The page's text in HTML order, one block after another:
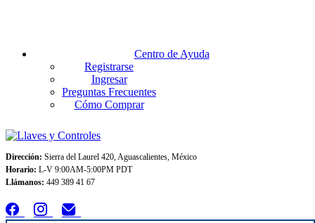
Centro de Ayuda
Registrarse
Ingresar
Preguntas Frecuentes
Cómo Comprar
Dirección: Sierra del Laurel 420, Aguascalientes, México
Horario: L-V 9:00AM-5:00PM PDT
Llámanos: 449 389 41 67